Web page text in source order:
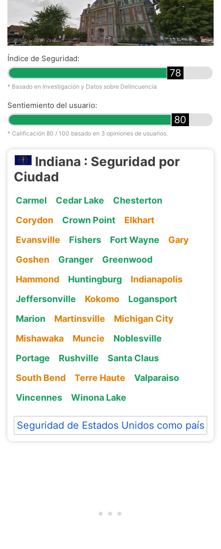
Índice de Seguridad:
78
* Basado en Investigación y Datos sobre Delincuencia
Sentiemiento del usuario:
80
* Calificación 80 / 100 basado en 3 opiniones de usuarios.
Indiana : Seguridad por
Ciudad
Carmel Cedar Lake
Chesterton
Corydon
Crown Point
Elkhart
Evansville
Fishers Fort Wayne
Gary
Goshen
Granger
Greenwood
Hammond
Huntingburg
Indianapolis
Jeffersonville
Kokomo
Logansport
Marion
Martinsville
Michigan City
Mishawaka
Muncie
Noblesville
Portage
Rushville
Santa Claus
South Bend
Terre Haute
Valparaiso
Vincennes
Winona Lake
Seguridad de Estados Unidos como país